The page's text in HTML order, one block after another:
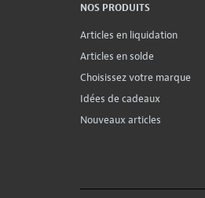
NOS PRODUITS
Articles en liquidation
Articles en solde
Choisissez votre marque
Idées de cadeaux
Nouveaux articles